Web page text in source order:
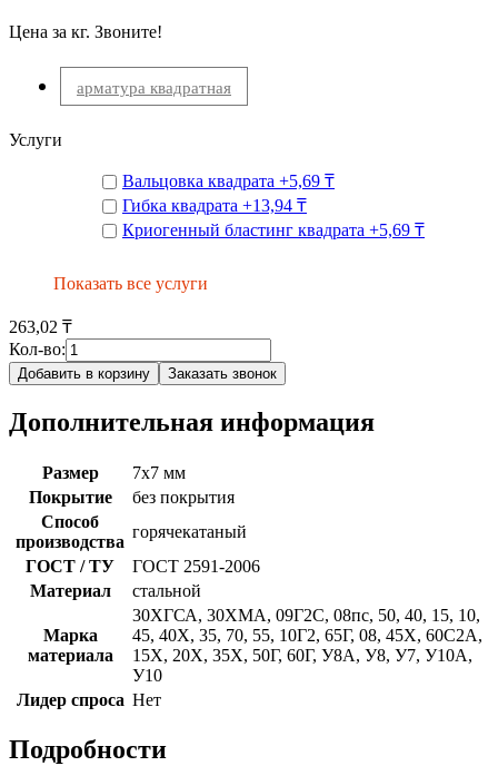
Цена за кг. Звоните!
арматура квадратная
Услуги
Вальцовка квадрата +5,69 ₸
Гибка квадрата +13,94 ₸
Криогенный бластинг квадрата +5,69 ₸
Показать все услуги
263,02 ₸
Кол-во:
Добавить в корзину Заказать звонок
Дополнительная информация
Размер
7х7 мм
Покрытие
без покрытия
Способ
производства
горячекатаный
ГОСТ / ТУ
ГОСТ 2591-2006
Материал
стальной
Марка
материала
30ХГСА, 30ХМА, 09Г2С, 08пс, 50, 40, 15, 10,
45, 40Х, 35, 70, 55, 10Г2, 65Г, 08, 45Х, 60С2А,
15Х, 20Х, 35Х, 50Г, 60Г, У8А, У8, У7, У10А,
У10
Лидер спроса Нет
Подробности